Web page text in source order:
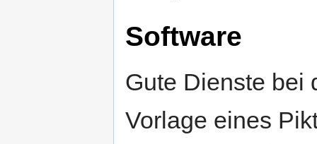
Software
Gute Dienste bei
Vorlage eines